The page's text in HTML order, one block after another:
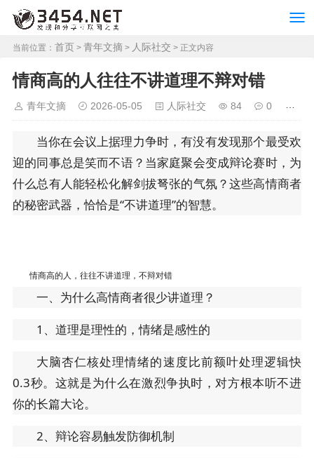
当前位置： 首页 > 青年文摘 > 人际社交 > 正文内容
情商高的人往往不讲道理不辩对错
青年文摘 2026-05-05 人际社交 84 0
当你在会议上据理力争时，有没有发现那个最受欢
迎的同事总是笑而不语？当家庭聚会变成辩论赛时，为
什么总有人能轻松化解剑拔弩张的气氛？这些高情商者
的秘密武器，恰恰是“不讲道理”的智慧。
情商高的人，往往不讲道理，不辩对错
一、为什么高情商者很少讲道理？
1、道理是理性的，情绪是感性的
大脑杏仁核处理情绪的速度比前额叶处理逻辑快
0.3秒。这就是为什么在激烈争执时，对方根本听不进
你的长篇大论。
2、辩论容易触发防御机制